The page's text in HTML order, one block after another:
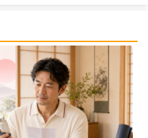
Viên nang uống cải thiện thị lực,
trí nhớ DHA + EPA + Flaxseed
Oil 30 viên/gói - Date 02/2027
|52.346
225.000 đ